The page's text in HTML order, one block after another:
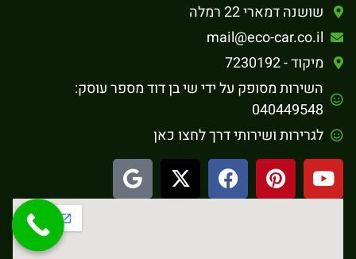
שושנה דמארי 22 רמלה
mail@eco-car.co.il
מיקוד - 7230192
השירות מסופק על ידי שי בן דוד מספר עוסק:
040449548
לגרירות ושירותי דרך לחצו כאן